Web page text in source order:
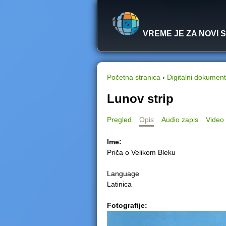
VREME JE ZA NOVI
Y
o
a
r
Početna stranica › Digitalni
Lunov strip
Pregled Opis Audio zapis Video
Ime:
Priča o Velikom Bleku
Language
Latinica
Fotografije: